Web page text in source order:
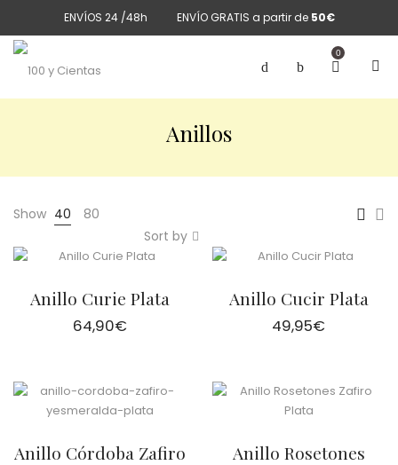
ENVÍOS 24 /48h ENVÍO GRATIS a partir de 50€
0
Anillos
Show 40
80
Sort by
Anillo Curie Plata
64,90€
Anillo Cucir Plata
49,95€
Anillo Córdoba Zafiro
Anillo Rosetones